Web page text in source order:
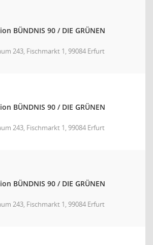
BÜNDNIS 90 / DIE GRÜNEN
243, Fischmarkt 1, 99084 Erfurt
BÜNDNIS 90 / DIE GRÜNEN
243, Fischmarkt 1, 99084 Erfurt
BÜNDNIS 90 / DIE GRÜNEN
243, Fischmarkt 1, 99084 Erfurt